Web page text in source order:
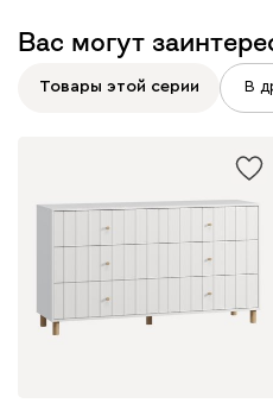
Вас могут
Товары этой серии В